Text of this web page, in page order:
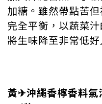
加糖。雖然帶點苦
完全平衡，以蔬菜
將生味降至非常低好
黃✈︎沖繩香檸香料氣